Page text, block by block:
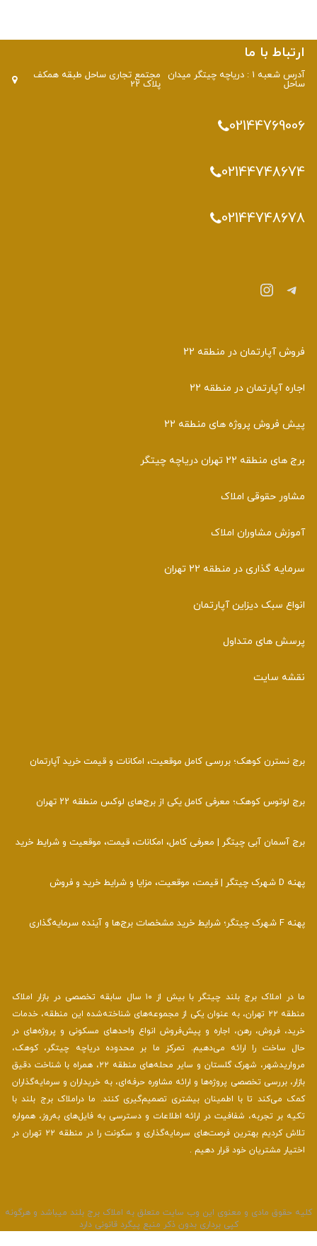
ارتباط با ما
آدرس شعبه 1 : دریاچه چیتگر میدان
ساحل
مجتمع تجاری ساحل طبقه همکف
پلاک 22
02144769006
02144748674
02144748678
تلگراماینستاگرم
فروش آپارتمان در منطقه 22
اجاره آپارتمان در منطقه 22
پیش فروش پروژه های منطقه 22
برج های منطقه 22 تهران دریاچه چیتگر
مشاور حقوقی املاک
آموزش مشاوران املاک
سرمایه گذاری در منطقه 22 تهران
انواع سبک دیزاین آپارتمان
پرسش های متداول
نقشه سایت
برج نسترن کوهک؛ بررسی کامل موقعیت، امکانات و قیمت خرید آپارتمان
برج لوتوس کوهک؛ معرفی کامل یکی از برج‌های لوکس منطقه ۲۲ تهران
برج آسمان آبی چیتگر | معرفی کامل، امکانات، قیمت، موقعیت و شرایط خرید
پهنه D شهرک چیتگر | قیمت، موقعیت، مزایا و شرایط خرید و فروش
پهنه F شهرک چیتگر؛ شرایط خرید مشخصات برج‌ها و آینده سرمایه‌گذاری
ما در املاک برج بلند چیتگر با بیش از ۱۰ سال سابقه تخصصی در بازار املاک
منطقه ۲۲ تهران، به عنوان یکی از مجموعه‌های شناخته‌شده این منطقه، خدمات
خرید، فروش، رهن، اجاره و پیش‌فروش انواع واحدهای مسکونی و پروژه‌های در
حال ساخت را ارائه می‌دهیم. تمرکز ما بر محدوده دریاچه چیتگر، کوهک،
مرواریدشهر، شهرک گلستان و سایر محله‌های منطقه ۲۲، همراه با شناخت دقیق
بازار، بررسی تخصصی پروژه‌ها و ارائه مشاوره حرفه‌ای، به خریداران و سرمایه‌گذاران
کمک می‌کند تا با اطمینان بیشتری تصمیم‌گیری کنند. ما دراملاک برج بلند با
تکیه بر تجربه، شفافیت در ارائه اطلاعات و دسترسی به فایل‌های به‌روز، همواره
تلاش کردیم بهترین فرصت‌های سرمایه‌گذاری و سکونت را در منطقه ۲۲ تهران در
اختیار مشتریان خود قرار دهیم .
حقوق مادی و معنوی این وب سایت متعلق به املاک برج بلند میباشد و هرگونه
کپی برداری بدون ذکر منبع پیگرد قانونی دارد